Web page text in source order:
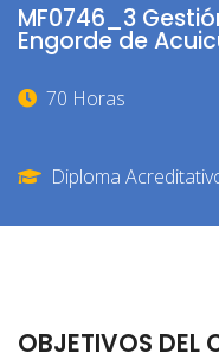
MF0746_3
Engorde de
70 Horas
Diploma
OBJETIVOS DEL